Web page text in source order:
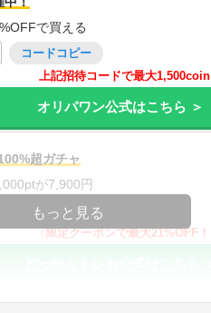
で買える
コードコピー
上記招待コードで最大1,500coin
オリパワン公式はこちら ＞
超ガチャ
が7,900円
コードコピー
↑限定クーポンで最大21%OFF！
もっと見る